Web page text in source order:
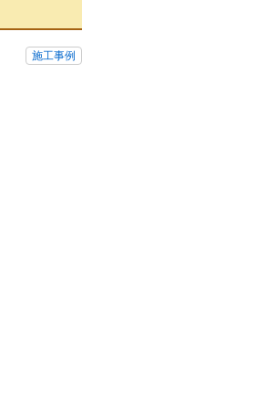
施工事例